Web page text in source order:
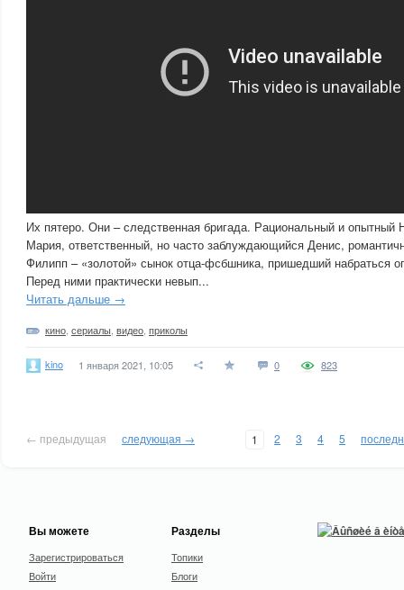
Их пятеро. Они – следственная бригада. Рациональный и опытный
Мария, ответственный, но часто заблуждающийся Денис,
Филипп – «золотой» сынок отца-фсбшника, пришедший набраться
Перед ними практически невып...
Читать дальше →
кино сериалы видео приколы
kino 1 января 2021, 10:05 0 823
← предыдущая следующая → 1 2 3 4 5
Вы можете
Зарегистрироваться
Войти
Разделы
Топики
Блоги